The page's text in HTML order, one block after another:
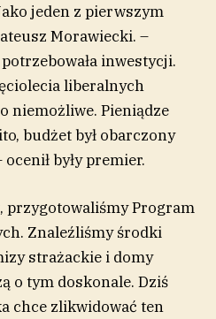
jeden z pierwszym
Morawiecki. –
inwestycji.
liberalnych
niemożliwe. Pieniądze
budżet był obarczony
były premier.
przygotowaliśmy Program
Znaleźliśmy środki
strażackie i domy
o tym doskonale. Dziś
chce zlikwidować ten